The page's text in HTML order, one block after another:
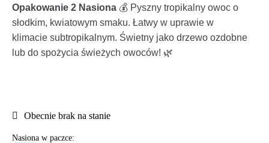
Opakowanie 2 Nasiona 💰 Pyszny tropikalny owoc o
słodkim, kwiatowym smaku. Łatwy w uprawie w
klimacie subtropikalnym. Świetny jako drzewo ozdobne
lub do spożycia świeżych owoców! 🌿
Obecnie brak na stanie
Nasiona w paczce: